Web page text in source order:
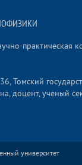
практическая
Томский
доцент, ученый
университет